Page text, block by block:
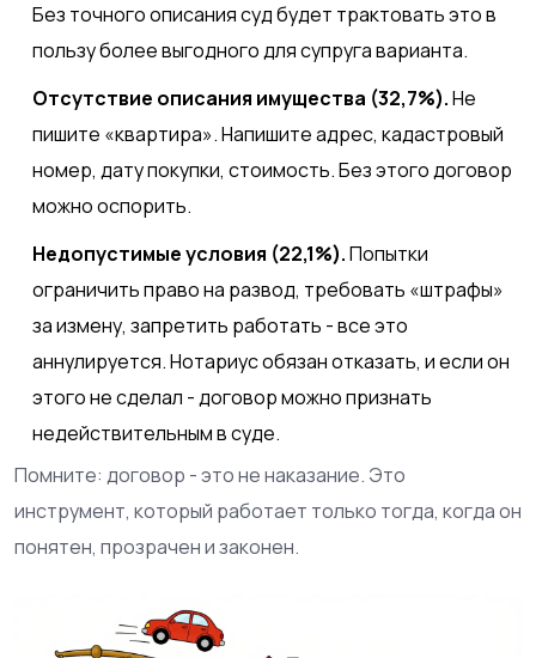
Без точного описания суд будет трактовать это в
пользу более выгодного для супруга варианта.
Отсутствие описания имущества (32,7%).Не
пишите «квартира». Напишите адрес, кадастровый
номер, дату покупки, стоимость. Без этого договор
можно оспорить.
Недопустимые условия (22,1%).Попытки
ограничить право на развод, требовать «штрафы»
за измену, запретить работать - все это
аннулируется. Нотариус обязан отказать, и если он
этого не сделал - договор можно признать
недействительным в суде.
Помните: договор - это не наказание. Это
инструмент, который работает только тогда, когда он
понятен, прозрачен и законен.